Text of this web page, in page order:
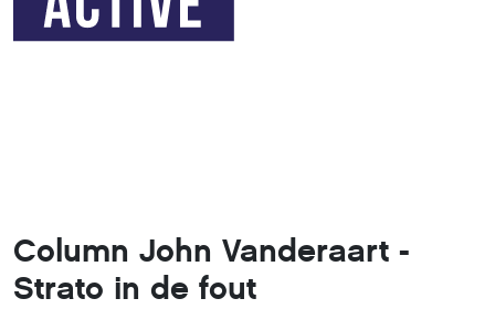
Column John Vanderaart -
Strato in de fout